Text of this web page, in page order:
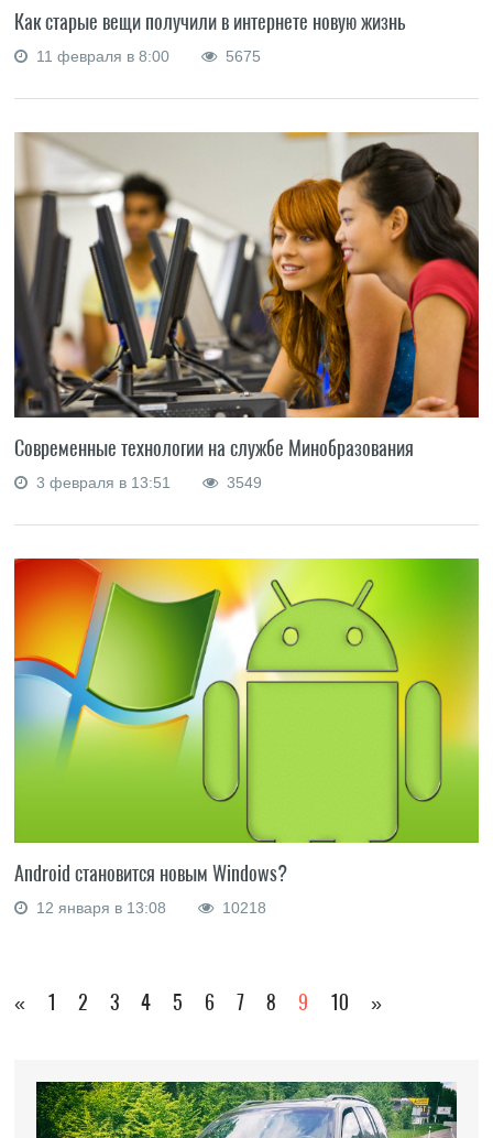
Как старые вещи получили в интернете новую жизнь
11 февраля в 8:00 5675
Современные технологии на службе Минобразования
3 февраля в 13:51 3549
Android становится новым Windows?
12 января в 13:08 10218
« 1 2 3 4 5 6 7 8 9 10 »